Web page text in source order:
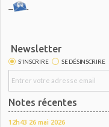
Newsletter
S'INSCRIRE SE DÉSINSCRIRE
Notes récentes
12h43 26 mai 2026